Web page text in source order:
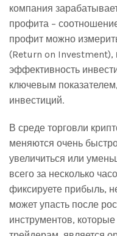
компания
профита –
профит можно
(Return on Investment),
эффективность
ключевым
инвестиций.
В среде торговли
меняются очень
увеличиться или
всего за несколько
фиксируете прибыль,
может упасть после
инструментов,